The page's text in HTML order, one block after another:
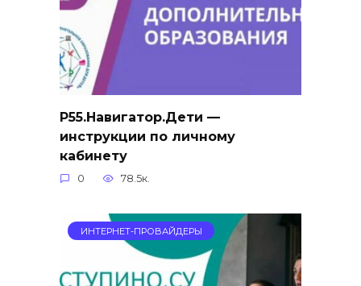
Р55.Навигатор.Дети —
инструкции по личному
кабинету
0 78.5к.
ИНТЕРНЕТ-ПРОВАЙДЕРЫ